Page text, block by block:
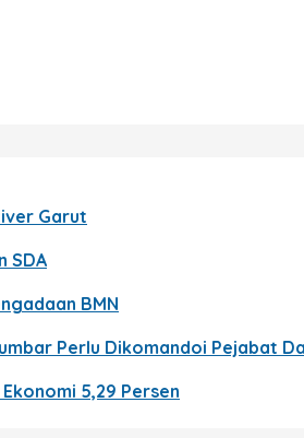
Garut
SDA
BMN
Perlu Dikomandoi Pejabat
5,29 Persen